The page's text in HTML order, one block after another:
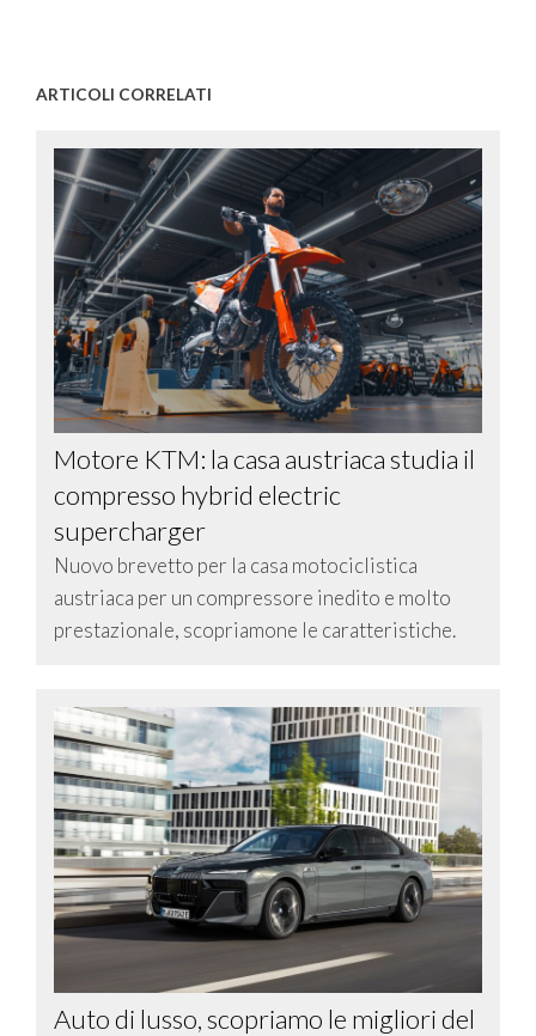
ARTICOLI CORRELATI
Motore KTM: la casa austriaca studia il
compresso hybrid electric
supercharger
Nuovo brevetto per la casa motociclistica
austriaca per un compressore inedito e molto
prestazionale, scopriamone le caratteristiche.
Auto di lusso, scopriamo le migliori del